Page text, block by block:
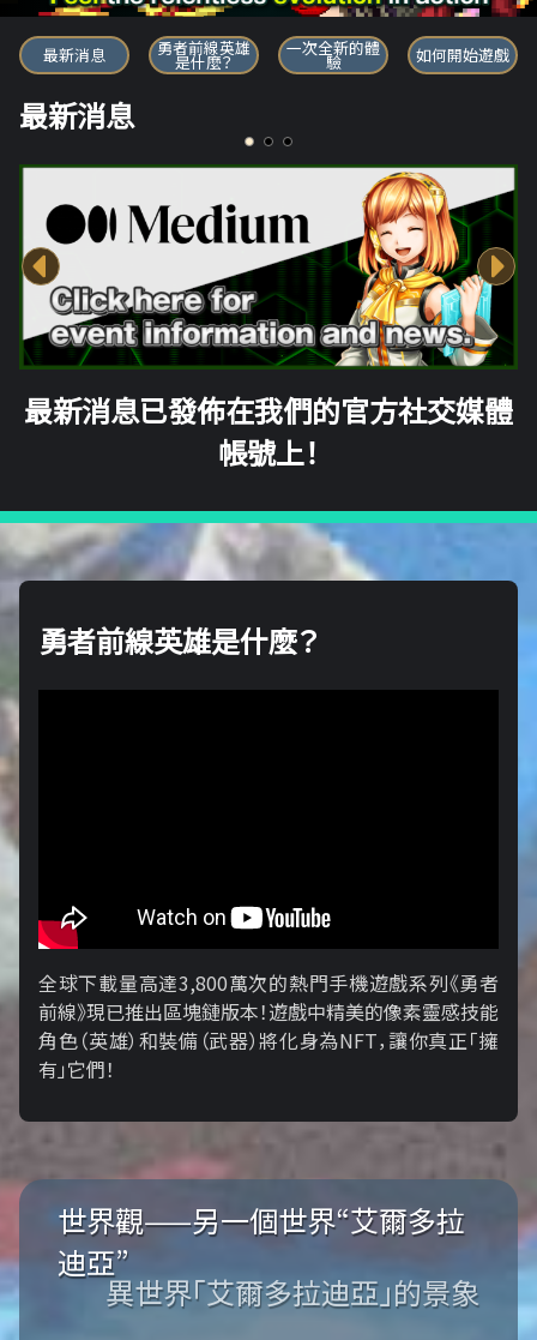
勇者前線英雄
最新消息 勇者前線英雄
是什麼？
一次全新的體
驗 如何開始遊戲
最新消息
最新消息已發佈在我們的官方社交媒體
帳號上！
勇者前線英雄是什麼？
全球下載量高達3,800萬次的熱門手機遊戲系列《勇者
前線》現已推出區塊鏈版本！遊戲中精美的像素靈感技能
角色（英雄）和裝備（武器）將化身為NFT，讓你真正「擁​​
有」它們！
世界觀——另一個世界“艾爾多拉
迪亞”
異世界「艾爾多拉迪亞」的景象